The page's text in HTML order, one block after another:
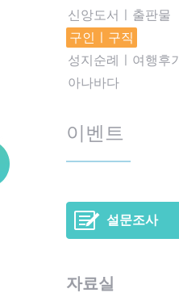
신앙도서ㅣ출판물
구인ㅣ구직
성지순례ㅣ여행후기
아나바다
이벤트
설문조사
자료실